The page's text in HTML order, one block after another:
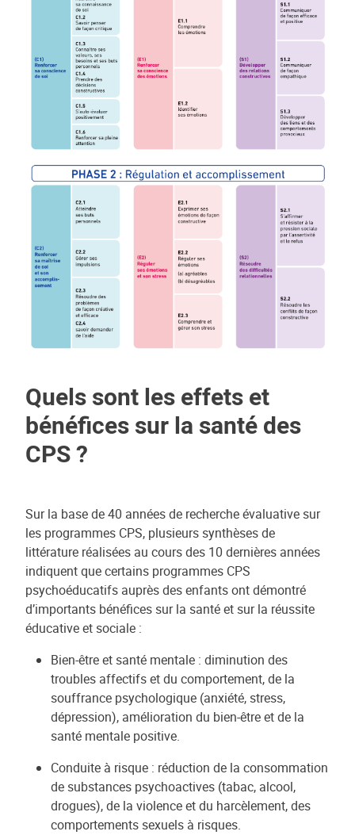
Quels sont les effets et
bénéfices sur la santé des
CPS ?
Sur la base de 40 années de recherche évaluative sur
les programmes CPS, plusieurs synthèses de
littérature réalisées au cours des 10 dernières années
indiquent que certains programmes CPS
psychoéducatifs auprès des enfants ont démontré
d’importants bénéfices sur la santé et sur la réussite
éducative et sociale :
Bien-être et santé mentale : diminution des
troubles affectifs et du comportement, de la
souffrance psychologique (anxiété, stress,
dépression), amélioration du bien-être et de la
santé mentale positive.
Conduite à risque : réduction de la consommation
de substances psychoactives (tabac, alcool,
drogues), de la violence et du harcèlement, des
comportements sexuels à risques.